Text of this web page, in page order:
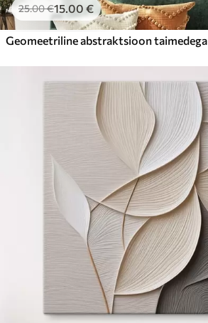
25.00€15.00 €
Geomeetriline abstraktsioon taimedega